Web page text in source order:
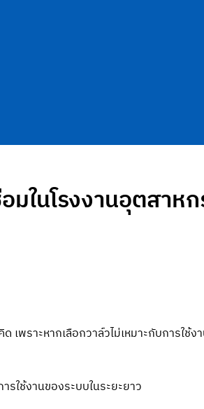
มในโรงงานอุตสาห
ราะหากเลือกวาล์วไม่เหมาะกับการใช้
ใช้งานของระบบในระยะยาว